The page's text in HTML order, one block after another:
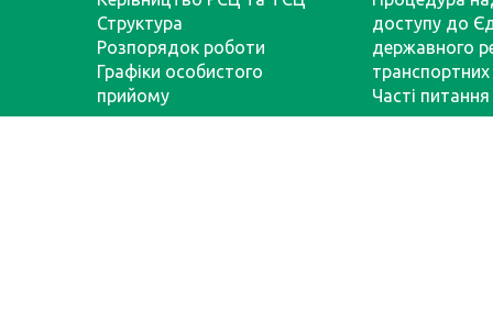
Структура
Розпорядок роботи
Графіки особистого
прийому
доступу до
державного
транспортних
Часті питання